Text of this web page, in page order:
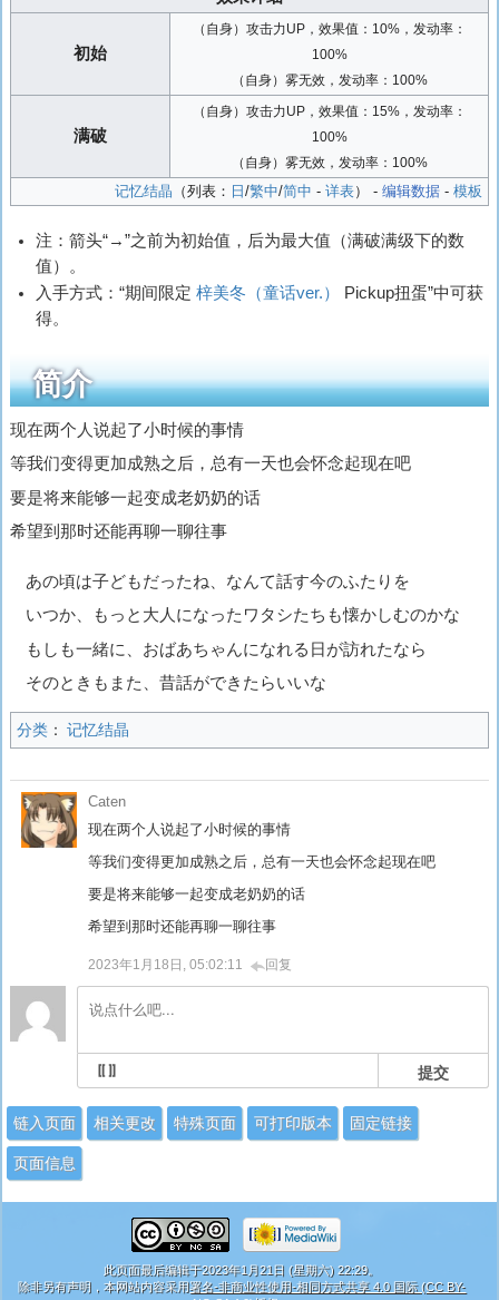
初始
（自身）攻击力UP，效果值：10%，发动率：
100%
（自身）雾无效，发动率：100%
满破
（自身）攻击力UP，效果值：15%，发动率：
100%
（自身）雾无效，发动率：100%
记忆结晶 （列表： 日 /繁中/简中 - 详表） - 编辑数据- 模板
注：箭头“→”之前为初始值，后为最大值（满破满级下的数
值）。
入手方式：“期间限定梓美冬（童话ver.）
Pickup扭蛋”中可获
得。
简介
现在两个人说起了小时候的事情
等我们变得更加成熟之后，总有一天也会怀念起现在吧
要是将来能够一起变成老奶奶的话
希望到那时还能再聊一聊往事
あの頃は子どもだったね、なんて話す今のふたりを
いつか、もっと大人になったワタシたちも懐かしむのかな
もしも一緒に、おばあちゃんになれる日が訪れたなら
そのときもまた、昔話ができたらいいな
分类： 记忆结晶
Caten
现在两个人说起了小时候的事情
等我们变得更加成熟之后，总有一天也会怀念起现在吧
要是将来能够一起变成老奶奶的话
希望到那时还能再聊一聊往事
2023年1月18日, 05:02:11 回复
提交
链入页面 相关更改 特殊页面 可打印版本 固定链接
页面信息
此页面最后编辑于2023年1月21日 (星期六) 22:29。
除非另有声明，本网站内容采用署名-非商业性使用-相同方式共享 4.0 国际 (CC BY-